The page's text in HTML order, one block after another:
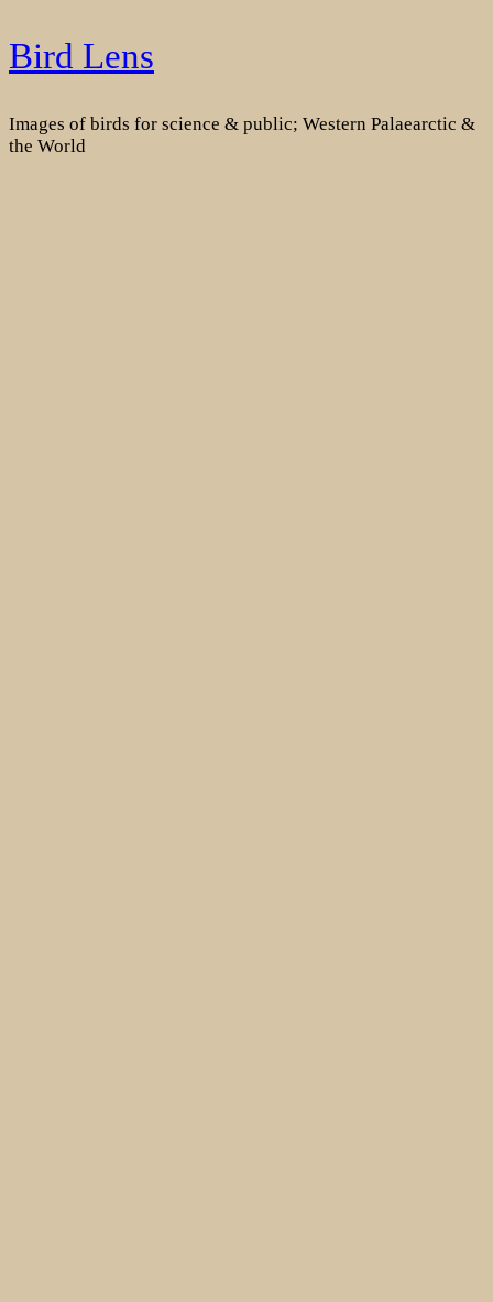
Skip
to
Bird Lens
Images of birds for science & public; Western Palaearctic &
the World